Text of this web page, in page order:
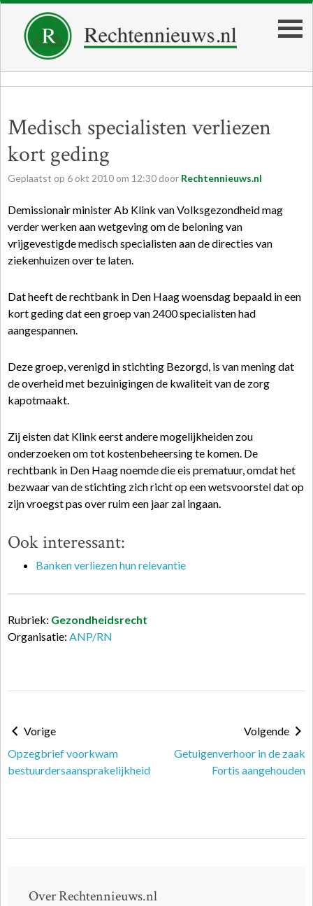
Medisch specialisten verliezen
kort geding
Geplaatst op 6 okt 2010 om 12:30 door Rechtennieuws.nl
Demissionair minister Ab Klink van Volksgezondheid mag
verder werken aan wetgeving om de beloning van
vrijgevestigde medisch specialisten aan de directies van
ziekenhuizen over te laten.
Dat heeft de rechtbank in Den Haag woensdag bepaald in een
kort geding dat een groep van 2400 specialisten had
aangespannen.
Deze groep, verenigd in stichting Bezorgd, is van mening dat
de overheid met bezuinigingen de kwaliteit van de zorg
kapotmaakt.
Zij eisten dat Klink eerst andere mogelijkheiden zou
onderzoeken om tot kostenbeheersing te komen. De
rechtbank in Den Haag noemde die eis prematuur, omdat het
bezwaar van de stichting zich richt op een wetsvoorstel dat op
zijn vroegst pas over ruim een jaar zal ingaan.
Ook interessant:
Banken verliezen hun relevantie
Rubriek: Gezondheidsrecht
Organisatie: ANP/RN
Vorige
Opzegbrief voorkwam
bestuurdersaansprakelijkheid
Volgende
Getuigenverhoor in de zaak
Fortis aangehouden
Over Rechtennieuws.nl